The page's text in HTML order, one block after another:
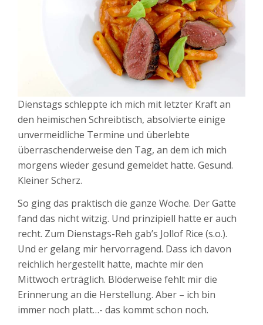
Dienstags schleppte ich mich mit letzter Kraft an
den heimischen Schreibtisch, absolvierte einige
unvermeidliche Termine und überlebte
überraschenderweise den Tag, an dem ich mich
morgens wieder gesund gemeldet hatte. Gesund.
Kleiner Scherz.
So ging das praktisch die ganze Woche. Der Gatte
fand das nicht witzig. Und prinzipiell hatte er auch
recht. Zum Dienstags-Reh gab’s Jollof Rice (s.o.).
Und er gelang mir hervorragend. Dass ich davon
reichlich hergestellt hatte, machte mir den
Mittwoch erträglich. Blöderweise fehlt mir die
Erinnerung an die Herstellung. Aber – ich bin
immer noch platt…- das kommt schon noch.